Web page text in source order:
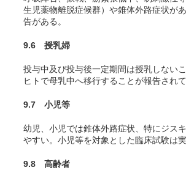
生児薬物離脱症候群）や錐体外路症状が
告がある。
9.6 授乳婦
投与中及び投与後一定期間は授乳しないこ
ヒトで母乳中へ移行することが報告されて
9.7 小児等
幼児、小児では錐体外路症状、特にジス
やすい。小児等を対象とした臨床試験は実
9.8 高齢者